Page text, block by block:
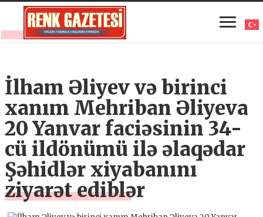
İlham Əliyev və birinci
xanım Mehriban Əliyeva
20 Yanvar faciəsinin 34-
cü ildönümü ilə əlaqədar
Şəhidlər xiyabanını
ziyarət ediblər